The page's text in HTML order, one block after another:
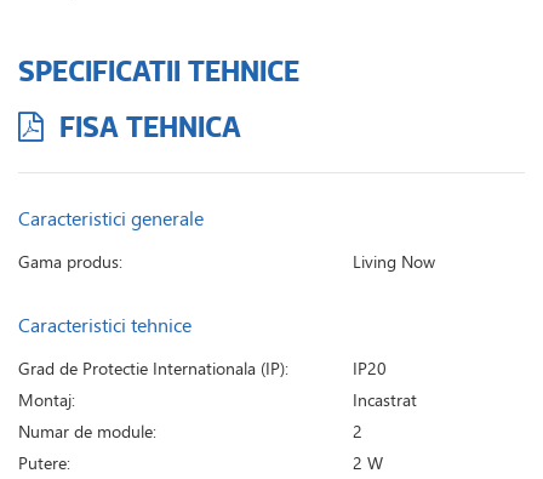
SPECIFICATII TEHNICE
FISA TEHNICA
Caracteristici generale
Gama produs: Living Now
Caracteristici tehnice
Grad de Protectie Internationala (IP):
IP20
Montaj:
Incastrat
Numar de module:
2
Putere:
2 W